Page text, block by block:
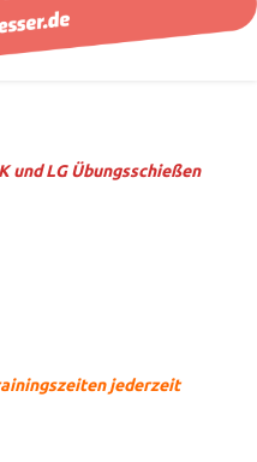
und LG Übungsschießen
jederzeit